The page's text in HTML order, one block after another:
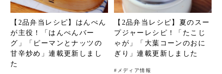
【2品弁当レシピ】はんぺん
が主役！「はんぺんバー
グ」「ピーマンとナッツの
甘辛炒め」連載更新しまし
た
【2品弁当レシピ】夏のスー
プジャーレシピ！「たこじ
ゃが」「大葉コーンのおに
ぎり」連載更新しました
# メディア情報